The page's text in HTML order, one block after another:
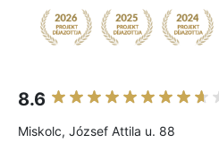
8.6
Miskolc, József Attila u. 88